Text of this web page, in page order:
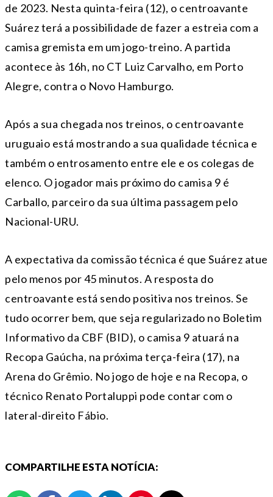
de 2023. Nesta quinta-feira (12), o centroavante
Suárez terá a possibilidade de fazer a estreia com a
camisa gremista em um jogo-treino. A partida
acontece às 16h, no CT Luiz Carvalho, em Porto
Alegre, contra o Novo Hamburgo.
Após a sua chegada nos treinos, o centroavante
uruguaio está mostrando a sua qualidade técnica e
também o entrosamento entre ele e os colegas de
elenco. O jogador mais próximo do camisa 9 é
Carballo, parceiro da sua última passagem pelo
Nacional-URU.
A expectativa da comissão técnica é que Suárez atue
pelo menos por 45 minutos. A resposta do
centroavante está sendo positiva nos treinos. Se
tudo ocorrer bem, que seja regularizado no Boletim
Informativo da CBF (BID), o camisa 9 atuará na
Recopa Gaúcha, na próxima terça-feira (17), na
Arena do Grêmio. No jogo de hoje e na Recopa, o
técnico Renato Portaluppi pode contar com o
lateral-direito Fábio.
COMPARTILHE ESTA NOTÍCIA: